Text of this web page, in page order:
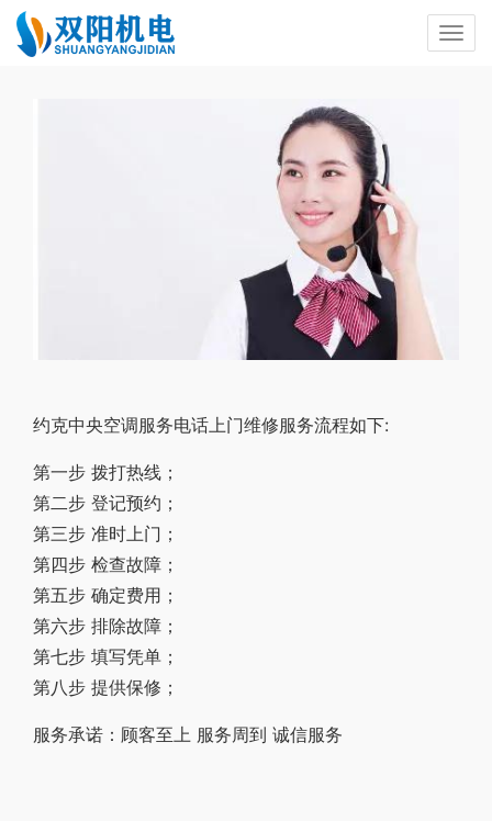
约克中央空调服务电话上门维修服务流程如下:
第一步 拨打热线；
第二步 登记预约；
第三步 准时上门；
第四步 检查故障；
第五步 确定费用；
第六步 排除故障；
第七步 填写凭单；
第八步 提供保修；
服务承诺：顾客至上 服务周到 诚信服务